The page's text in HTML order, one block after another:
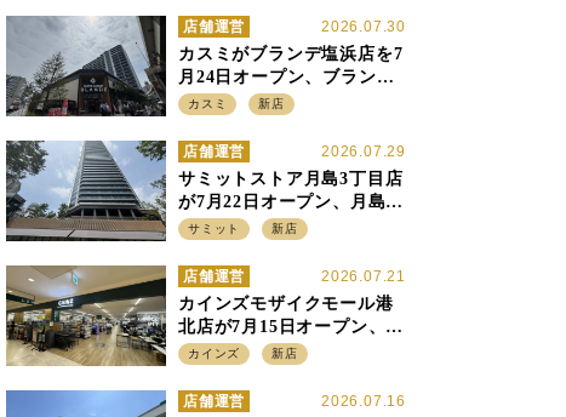
すみ分け
2026.07.30
店舗運営
カスミがブランデ塩浜店を7
月24日オープン、ブランデ5
店目は生鮮、デリカ強化の
入れ
カスミ 新店
2026.07.29
店舗運営
サミットストア月島3丁目店
が7月22日オープン、月島の
58階建てタワーマンション1
を出店
サミット 新店
2026.07.21
店舗運営
カインズモザイクモール港
北店が7月15日オープン、出
店強化の神奈川県、駅前
カインズ 新店
2026.07.16
店舗運営